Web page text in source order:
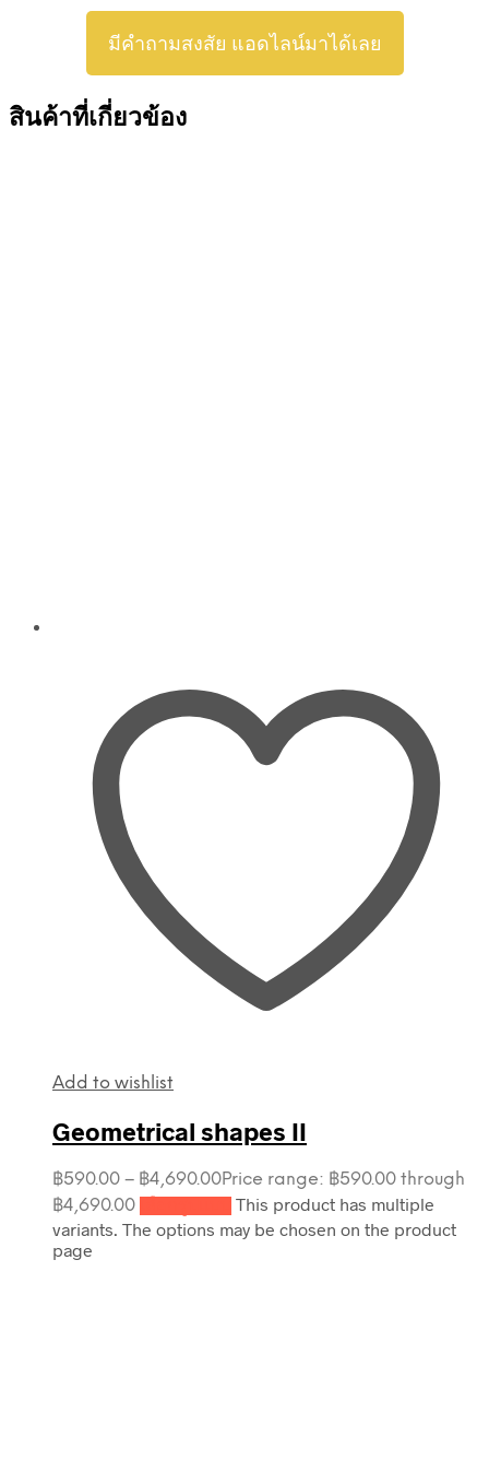
มีคำถามสงสัย แอดไลน์มาได้เลย
สินค้าที่เกี่ยวข้อง
Add to wishlist
Geometrical shapes II
฿590.00 – ฿4,690.00Price range: ฿590.00 through
฿4,690.00
This product has multiple
variants. The options may be chosen on the product
page